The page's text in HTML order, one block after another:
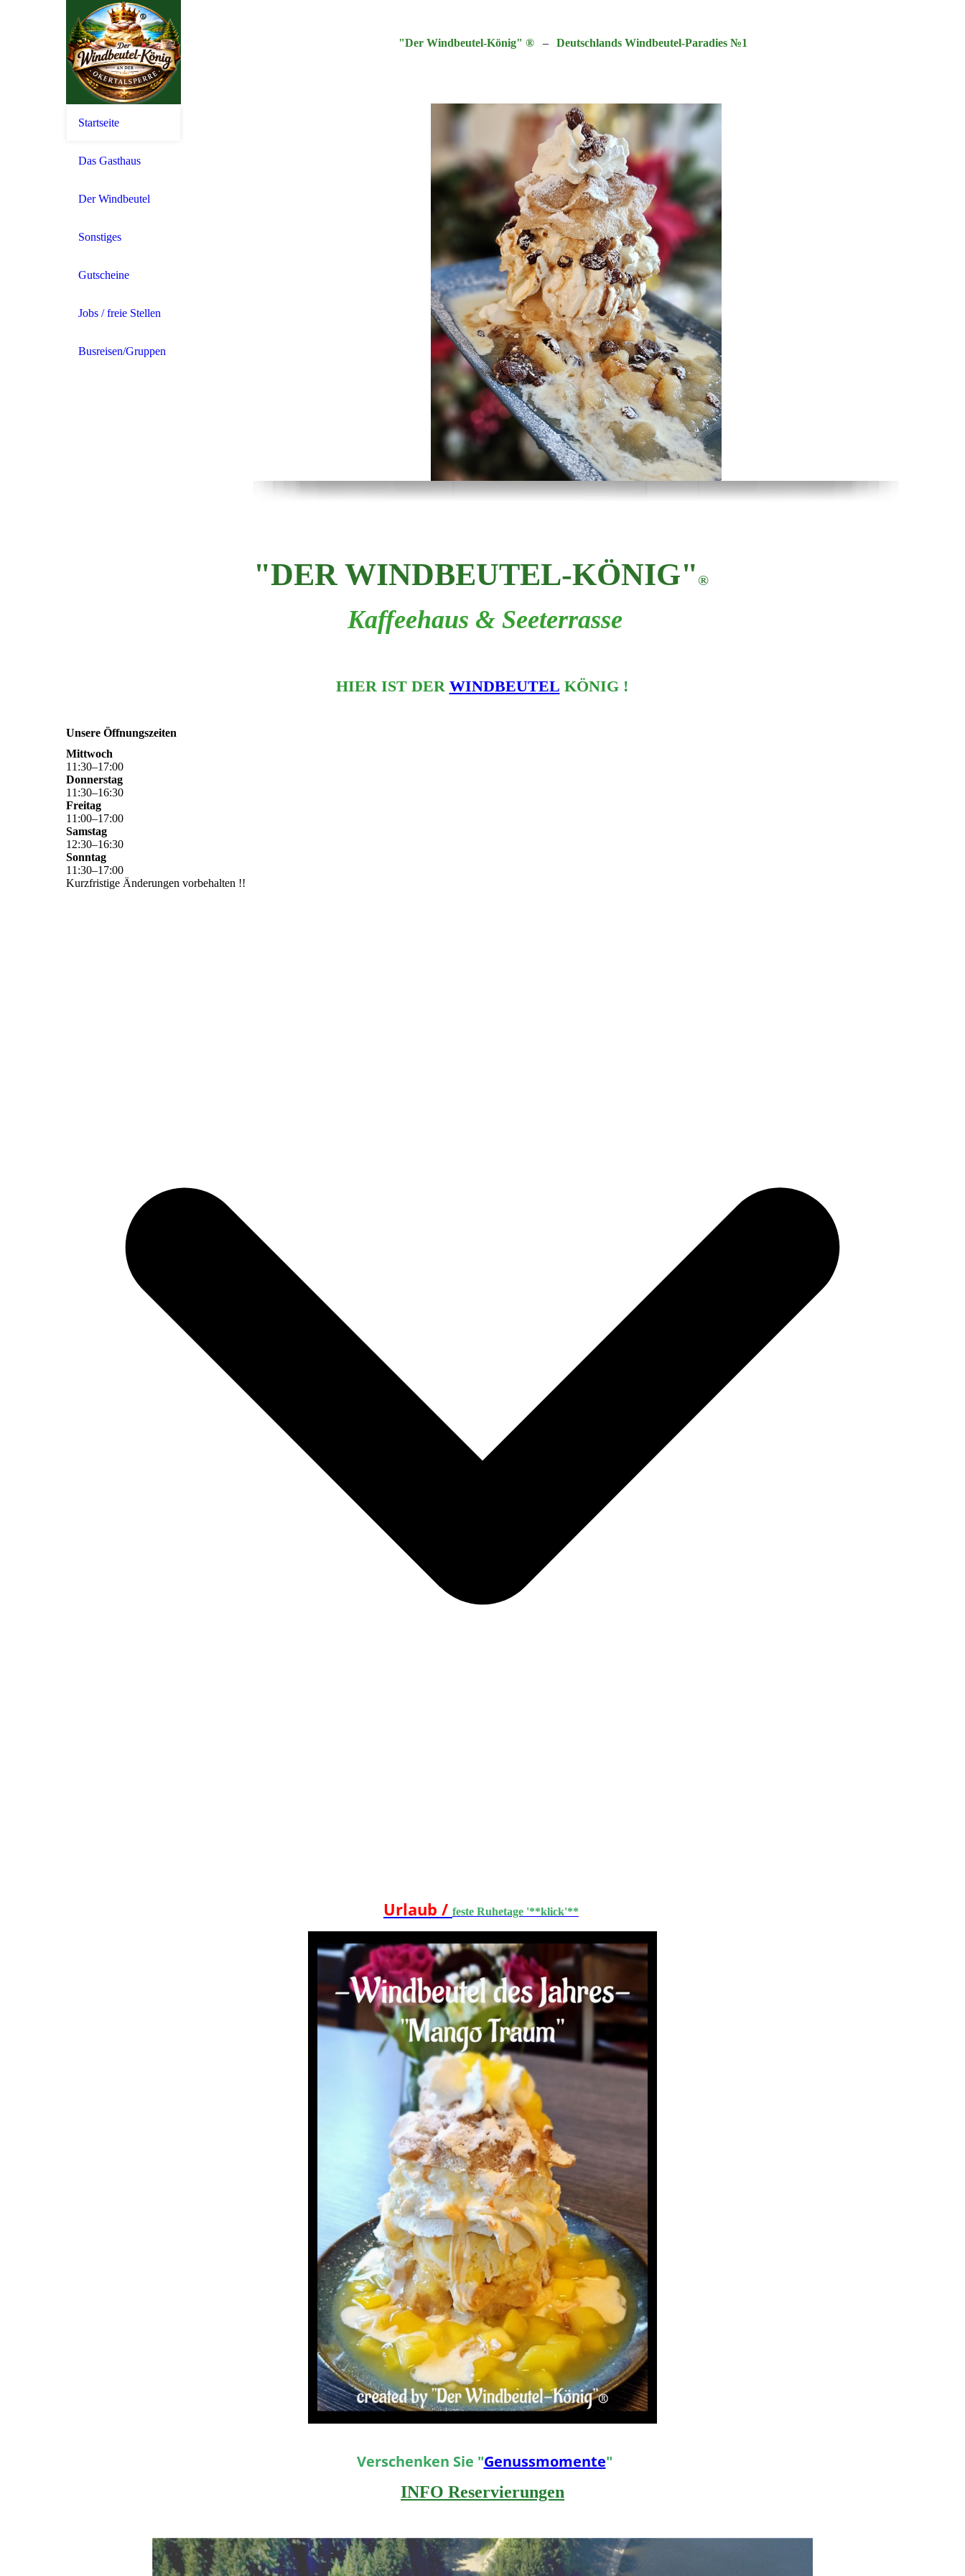
"Der Windbeutel-König" ® – Deutschlands Windbeutel-Paradies №1
Startseite
Das Gasthaus
Der Windbeutel
Sonstiges
Gutscheine
Jobs / freie Stellen
Busreisen/Gruppen
"DER WINDBEUTEL-KÖNIG" ®
Kaffeehaus & Seeterrasse
HIER IST DER WINDBEUTEL KÖNIG !
Unsere Öffnungszeiten
Mittwoch
11 :30–17:00
Donnerstag
11 :30–16:30
Freitag
11 :00–17:00
Samstag
12:30–16:30
Sonntag
11 :30–17:00
Kurzfristige Änderungen vorbehalten !!
Urlaub / feste Ruhetage '**klick'**
Verschenken Sie "Genussmomente"
INFO Reservierungen